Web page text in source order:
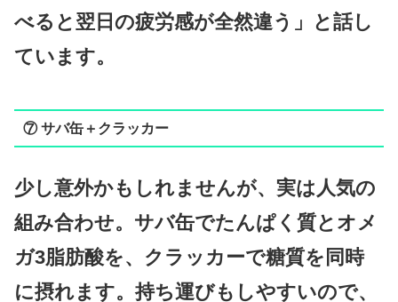
べると翌日の疲労感が全然違う」と話し
ています。
⑦ サバ缶＋クラッカー
少し意外かもしれませんが、実は人気の
組み合わせ。サバ缶でたんぱく質とオメ
ガ3脂肪酸を、クラッカーで糖質を同時
に摂れます。持ち運びもしやすいので、